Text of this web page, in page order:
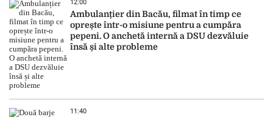
12:00
Ambulanțier din Bacău, filmat în timp ce
oprește într-o misiune pentru a cumpăra
pepeni. O anchetă internă a DSU dezvăluie
însă și alte probleme
11:40